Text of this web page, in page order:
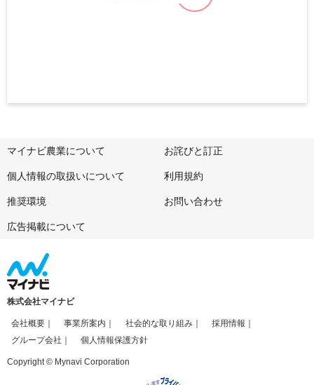
マイナビ農業について お詫びと訂正
個人情報の取扱いについて 利用規約
推奨環境 お問い合わせ
広告掲載について
株式会社マイナビ
会社概要 事業所案内 社会的な取り組み
採用情報
グループ会社
個人情報保護方針
Copyright © Mynavi Corporation